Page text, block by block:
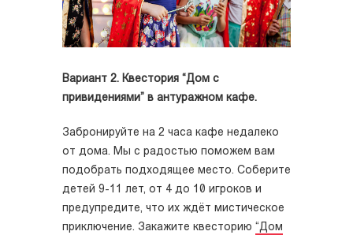
Вариант 2. Квестория “Дом с
привидениями” в антуражном кафе.
Забронируйте на 2 часа кафе недалеко
от дома. Мы с радостью поможем вам
подобрать подходящее место. Соберите
детей 9-11 лет, от 4 до 10 игроков и
предупредите, что их ждёт мистическое
приключение. Закажите квесторию “Дом